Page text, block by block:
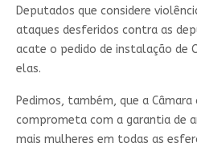
Deputados que considere
ataques desferidos contra as
acate o pedido de instalação de
elas.
Pedimos, também, que a
comprometa com a garantia de
mais mulheres em todas as